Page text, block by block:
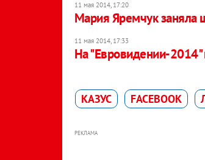
11 мая 2014, 17:20
Мария Яремчук заняла
11 мая 2014, 17:33
На "Евровидении-2014"
КАЗУС FACEBOOK
РЕКЛАМА